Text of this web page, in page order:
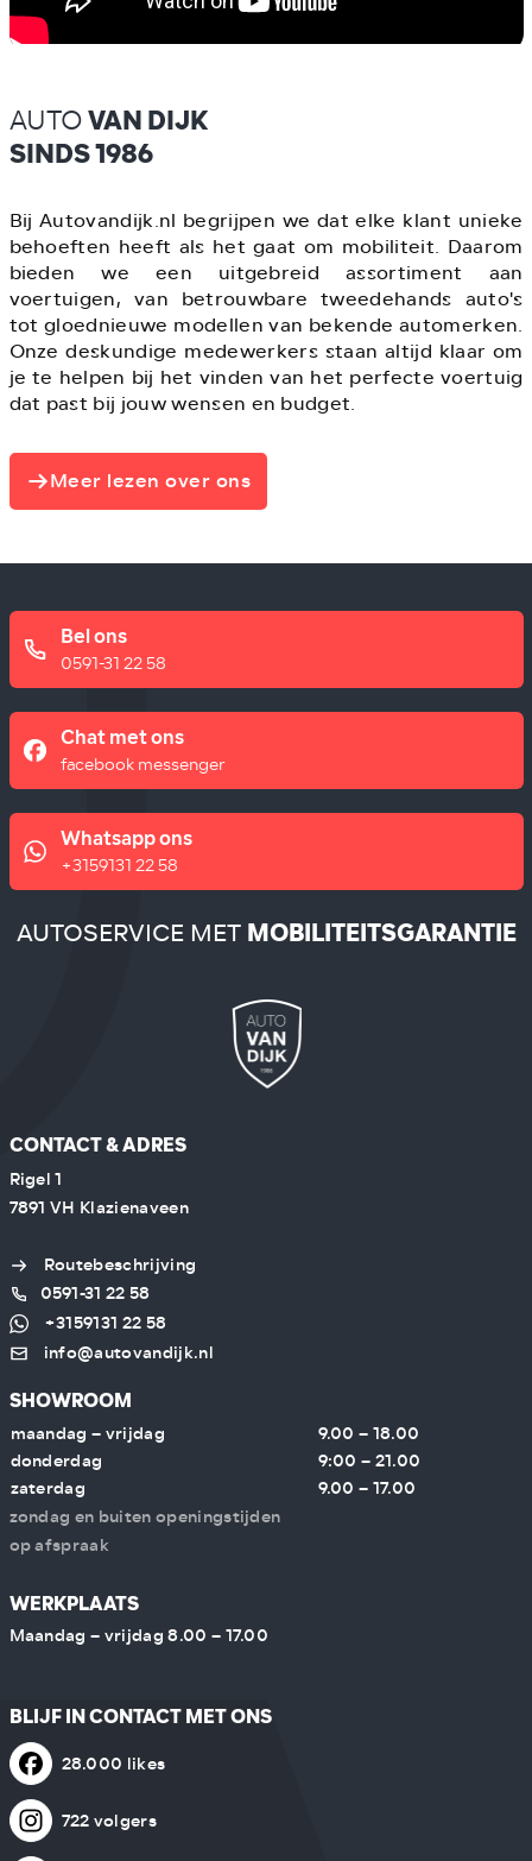
AUTO VAN DIJK
SINDS 1986
Bij Autovandijk.nl begrijpen we dat elke klant unieke
behoeften heeft als het gaat om mobiliteit. Daarom
bieden we een uitgebreid assortiment aan
voertuigen, van betrouwbare tweedehands auto's
tot gloednieuwe modellen van bekende automerken.
Onze deskundige medewerkers staan altijd klaar om
je te helpen bij het vinden van het perfecte voertuig
dat past bij jouw wensen en budget.
Meer lezen over ons
Bel ons
0591-31 22 58
Chat met ons
facebook messenger
Whatsapp ons
+3159131 22 58
AUTOSERVICE MET MOBILITEITSGARANTIE
CONTACT & ADRES
Rigel 1
7891 VH Klazienaveen
Routebeschrijving
0591-31 22 58
+3159131 22 58
info@autovandijk.nl
SHOWROOM
maandag – vrijdag
9.00 – 18.00
donderdag
9:00 – 21.00
zaterdag
9.00 – 17.00
zondag en buiten openingstijden
op afspraak
WERKPLAATS
Maandag – vrijdag 8.00 – 17.00
BLIJF IN CONTACT MET ONS
28.000 likes
722 volgers